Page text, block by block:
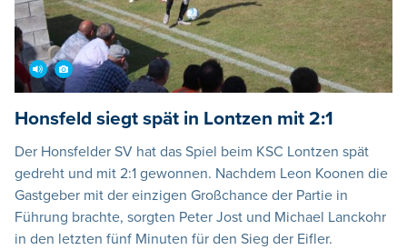
Honsfeld siegt spät in Lontzen mit 2:1
Der Honsfelder SV hat das Spiel beim KSC Lontzen spät
gedreht und mit 2:1 gewonnen. Nachdem Leon Koonen die
Gastgeber mit der einzigen Großchance der Partie in
Führung brachte, sorgten Peter Jost und Michael Lanckohr
in den letzten fünf Minuten für den Sieg der Eifler.